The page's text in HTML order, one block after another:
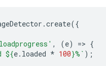
.create({
, (e) => {
${e. loaded * 100}%` );